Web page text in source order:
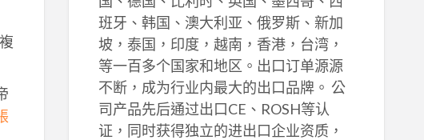
班牙、韩国、澳大利亚、俄罗斯、新加
坡，泰国，印度，越南，香港，台湾，
等一百多个国家和地区。出口订单源源
不断，成为行业内最大的出口品牌。 公
司产品先后通过出口CE、ROSH等认
证，同时获得独立的进出口企业资质，